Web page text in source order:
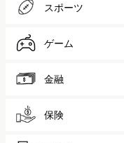
スポーツ
ゲーム
金融
保険